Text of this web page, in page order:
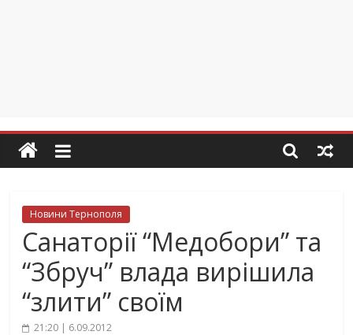
Новини Тернополя
Санаторії “Медобори” та
“Збруч” влада вирішила
“злити” своїм
21:20 | 6.09.2012